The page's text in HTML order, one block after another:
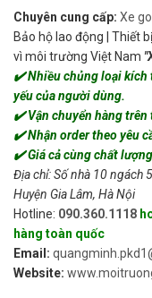
Chuyên cung cấp: Xe
Bảo hộ lao động | Thiết
vì môi trường Việt Nam
✔️ Nhiều chủng loại kích
yếu của người dùng.
✔️ Vận chuyển hàng trên
✔️ Nhận order theo yêu
✔️ Giá cả cùng chất
Địa chỉ: Số nhà 10 ngách
Huyện Gia Lâm, Hà Nội
Hotline: 090.360.1118
hàng toàn quốc
Email:
Website: